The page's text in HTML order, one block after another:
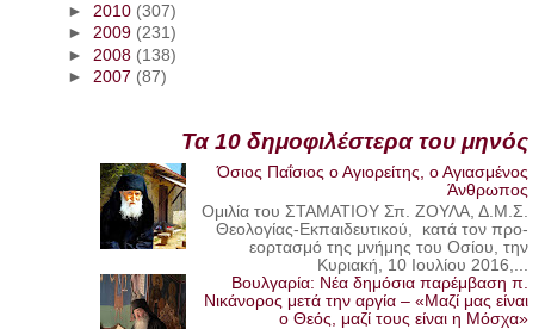
► 2010 (307)
►2009 (231)
► 2008 (138)
►2007 (87)
Τα 10 δημοφιλέστερα του μηνός
Όσιος Παΐσιος ο Αγιορείτης, ο Αγιασμένος
Άνθρωπος
Ομιλία του ΣΤΑΜΑΤΙΟΥ Σπ. ΖΟΥΛΑ, Δ.Μ.Σ.
Θεολογίας-Εκπαιδευτικού, κατά τον προ-
εορτασμό της μνήμης του Οσίου, την
Κυριακή, 10 Ιουλίου 2016,...
Βουλγαρία: Νέα δημόσια παρέμβαση π.
Νικάνορος μετά την αργία – «Μαζί μας είναι
ο Θεός, μαζί τους είναι η Μόσχα»